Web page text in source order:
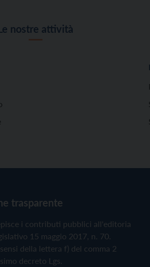
nostre attività
trasparente
i contributi pubblici all'editoria
15 maggio 2017, n. 70.
della lettera f) del comma 2
decreto Lgs.